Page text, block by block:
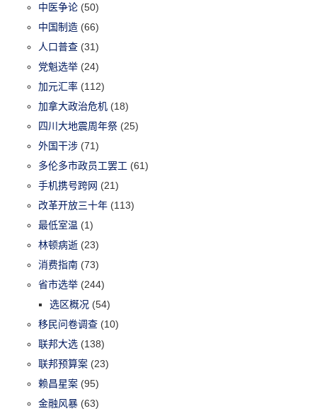
中医争论 (50)
中国制造 (66)
人口普查 (31)
党魁选举 (24)
加元汇率 (112)
加拿大政治危机 (18)
四川大地震周年祭 (25)
外国干涉 (71)
多伦多市政员工罢工 (61)
手机携号跨网 (21)
改革开放三十年 (113)
最低室温 (1)
林顿病逝 (23)
消费指南 (73)
省市选举 (244)
选区概况 (54)
移民问卷调查 (10)
联邦大选 (138)
联邦预算案 (23)
赖昌星案 (95)
金融风暴 (63)